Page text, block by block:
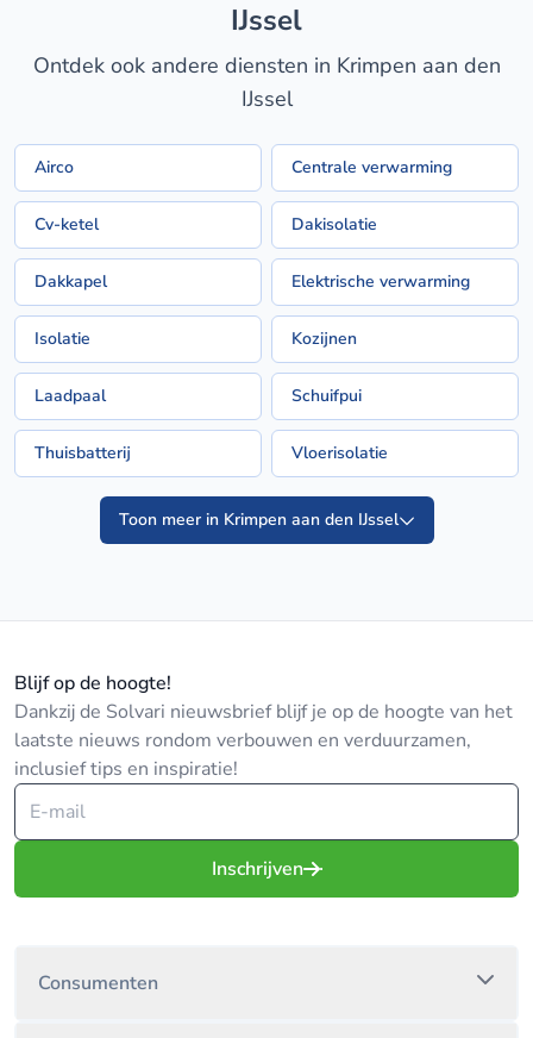
IJssel
Ontdek ook andere diensten in Krimpen aan den
IJssel
Airco Centrale verwarming
Cv-ketel Dakisolatie
Dakkapel Elektrische verwarming
Isolatie Kozijnen
Laadpaal Schuifpui
Thuisbatterij Vloerisolatie
Toon meer in Krimpen aan den IJssel
Blijf op de hoogte!
Dankzij de Solvari nieuwsbrief blijf je op de hoogte van het
laatste nieuws rondom verbouwen en verduurzamen,
inclusief tips en inspiratie!
Inschrijven
Consumenten